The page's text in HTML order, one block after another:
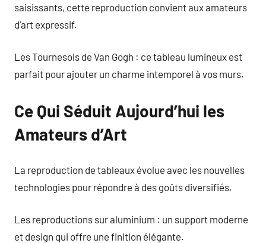
saisissants, cette reproduction convient aux amateurs
d’art expressif.
Les Tournesols de Van Gogh : ce tableau lumineux est
parfait pour ajouter un charme intemporel à vos murs.
Ce Qui Séduit Aujourd’hui les
Amateurs d’Art
La reproduction de tableaux évolue avec les nouvelles
technologies pour répondre à des goûts diversifiés.
Les reproductions sur aluminium : un support moderne
et design qui offre une finition élégante.